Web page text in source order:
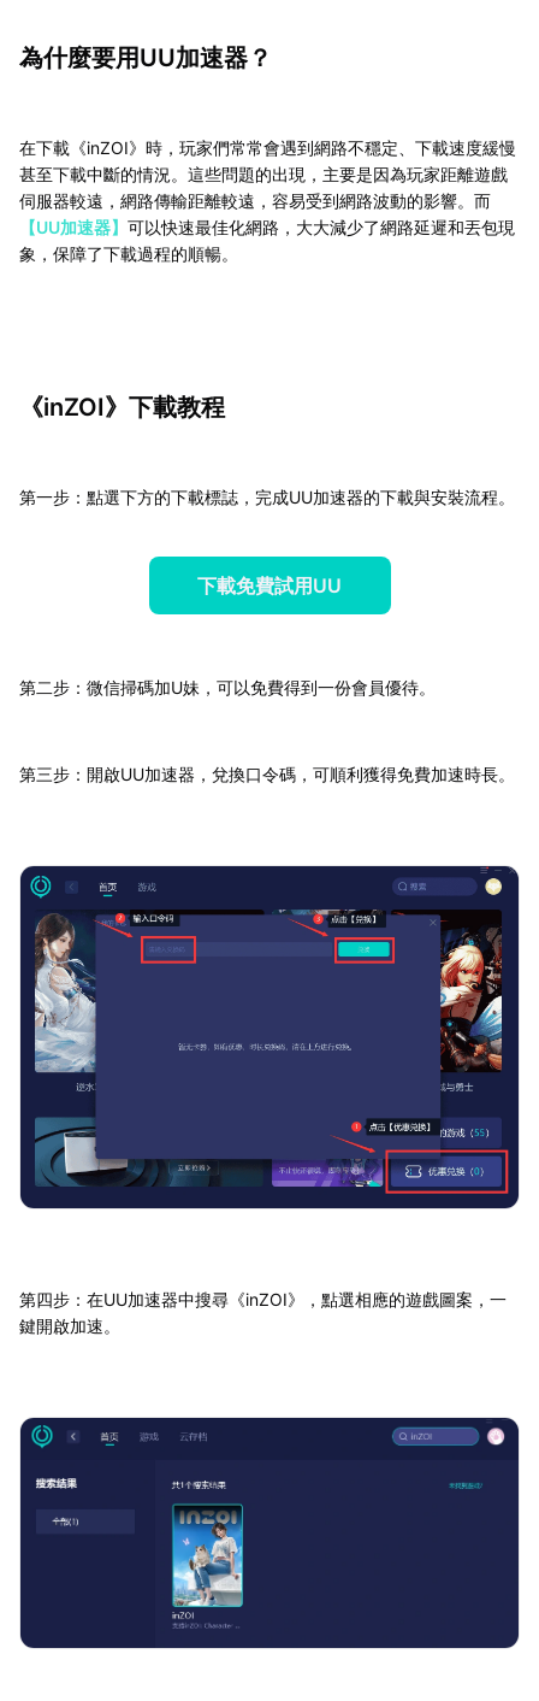
為什麼要用UU加速器？
在下載《inZOI》時，玩家們常常會遇到網路不穩定、下載速度緩慢
甚至下載中斷的情況。這些問題的出現，主要是因為玩家距離遊戲
伺服器較遠，網路傳輸距離較遠，容易受到網路波動的影響。而
【UU加速器】 可以快速最佳化網路，大大減少了網路延遲和丟包現
象，保障了下載過程的順暢。
《inZOI》下載教程
第一步：點選下方的下載標誌，完成UU加速器的下載與安裝流程。
下載免費試用UU
第二步：微信掃碼加U妹，可以免費得到一份會員優待。
第三步：開啟UU加速器，兌換口令碼，可順利獲得免費加速時長。
第四步：在UU加速器中搜尋《inZOI》，點選相應的遊戲圖案，一
鍵開啟加速。